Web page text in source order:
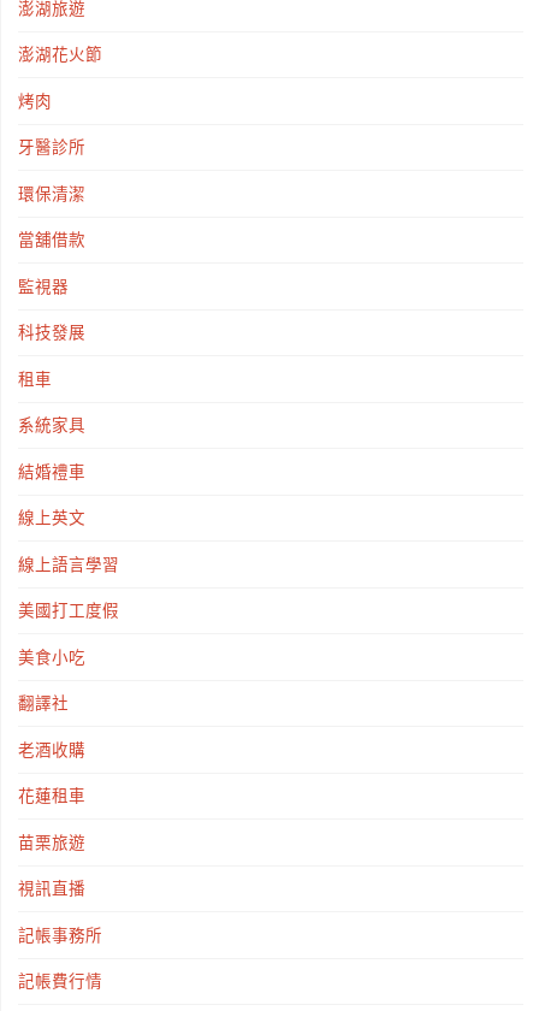
澎湖旅遊
澎湖花火節
烤肉
牙醫診所
環保清潔
當舖借款
監視器
科技發展
租車
系統家具
結婚禮車
線上英文
線上語言學習
美國打工度假
美食小吃
翻譯社
老酒收購
花蓮租車
苗栗旅遊
視訊直播
記帳事務所
記帳費行情